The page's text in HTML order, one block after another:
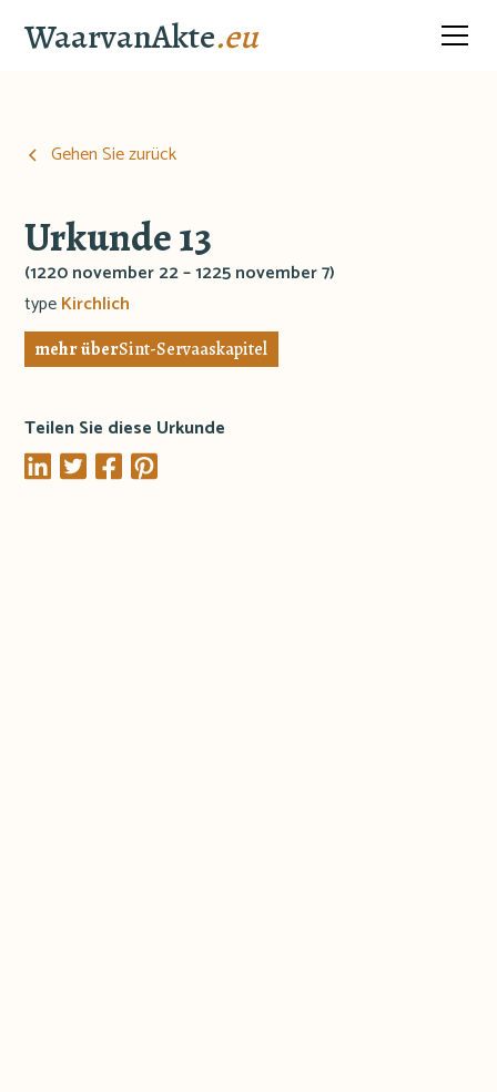
WaarvanAkte.eu
Gehen Sie zurück
Urkunde 13
(1220 november 22 – 1225 november 7)
typeKirchlich
mehr überSint-Servaaskapitel
Teilen Sie diese Urkunde